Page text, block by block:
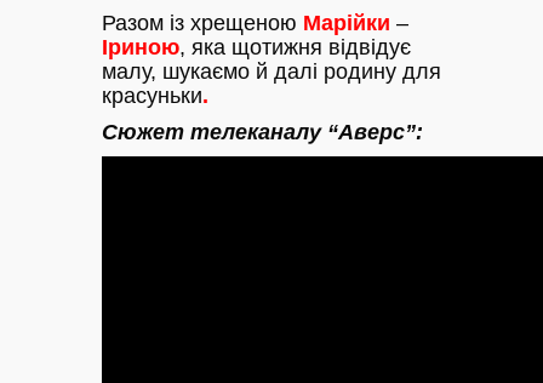
Разом із хрещеною Марійки –
Іриною, яка щотижня відвідує
малу, шукаємо й далі родину для
красуньки.
Сюжет телеканалу “Аверс”: